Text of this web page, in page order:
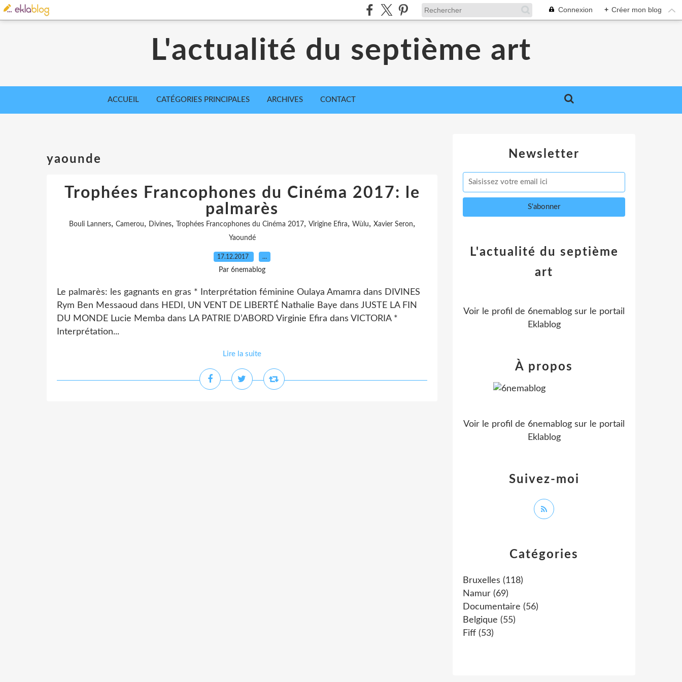
Connexion + Créer mon blog
L'actualité du septième art
ACCUEIL CATÉGORIES PRINCIPALES ARCHIVES CONTACT
yaounde
Trophées Francophones du Cinéma 2017: le
palmarès
Bouli Lanners, Camerou, Divines, Trophées Francophones du Cinéma 2017, Virigine Efira, Wùlu, Xavier Seron,
Yaoundé
17.12.2017 …
Par 6nemablog
Le palmarès: les gagnants en gras * Interprétation féminine Oulaya Amamra dans DIVINES
Rym Ben Messaoud dans HEDI, UN VENT DE LIBERTÉ Nathalie Baye dans JUSTE LA FIN
DU MONDE Lucie Memba dans LA PATRIE D’ABORD Virginie Efira dans VICTORIA *
Interprétation...
Lire la suite
Newsletter
Catégories
Bruxelles (118)
Namur (69)
Documentaire (56)
Belgique (55)
Fiff (53)
L'actualité du septième
art
Voir le profil de 6nemablog sur le portail
Eklablog
Suivez-moi
À propos
Voir le profil de 6nemablog sur le portail
Eklablog